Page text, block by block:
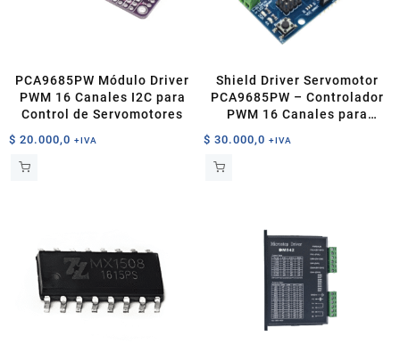
PCA9685PW Módulo Driver
PWM 16 Canales I2C para
Control de Servomotores
$ 20.000,0 +IVA
Shield Driver Servomotor
PCA9685PW – Controlador
PWM 16 Canales para
$ 30.000,0 +IVA